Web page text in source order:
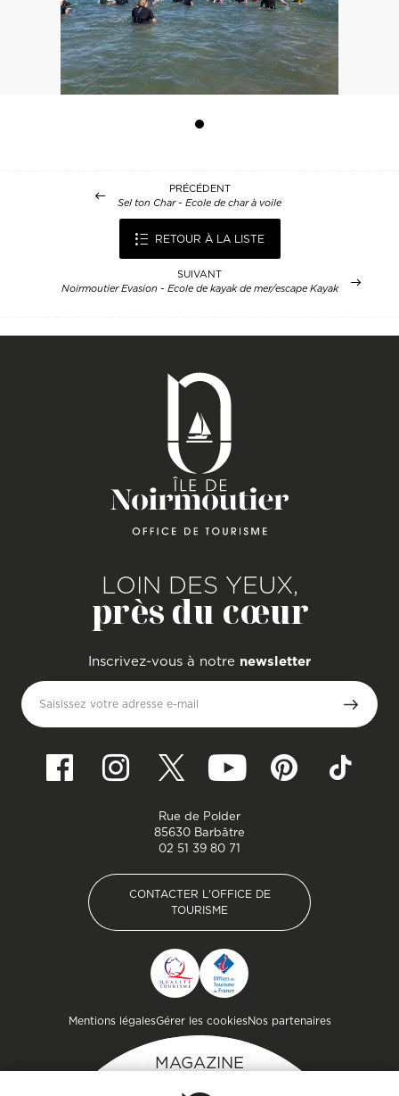
PRÉCÉDENT
Sel ton Char - Ecole de char à voile
RETOUR À LA LISTE
SUIVANT
Noirmoutier Evasion - Ecole de kayak de mer/escape Kayak
Mentions légalesGérer les cookiesNos partenaires
MAGAZINE
LOIN DES YEUX,
près du cœur
Inscrivez-vous à notre newsletter
Saisissez votre adresse e-mail
Rue de Polder
85630 Barbâtre
02 51 39 80 71
CONTACTER L'OFFICE DE
TOURISME
CONTACTER L'OFFICE DE
TOURISME